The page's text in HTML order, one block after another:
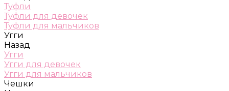
Туфли
Туфли для девочек
Туфли для мальчиков
Угги
Назад
Угги
Угги для девочек
Угги для мальчиков
Чешки